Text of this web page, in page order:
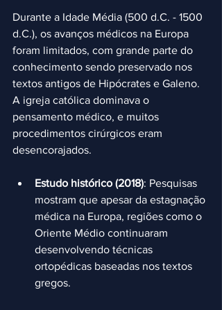
Durante a Idade Média (500 d.C. - 1500
d.C.), os avanços médicos na Europa
foram limitados, com grande parte do
conhecimento sendo preservado nos
textos antigos de Hipócrates e Galeno.
A igreja católica dominava o
pensamento médico, e muitos
procedimentos cirúrgicos eram
desencorajados.
Estudo histórico (2018): Pesquisas
mostram que apesar da estagnação
médica na Europa, regiões como o
Oriente Médio continuaram
desenvolvendo técnicas
ortopédicas baseadas nos textos
gregos.